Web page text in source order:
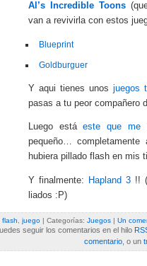
Al’s Incredible Toons
van a revivirla con estos
Blueprint
Goldburguer
Y aqui tienes unos juegos
pasas a tu peor compañero
Luego estáeste que me
pequeño…
hubiera pillado flash en mis
Y finalmente: Hapland 3 !!
liados :P)
flash juego | Categorías: Juegos | Un
seguir los comentarios en el hilo
comentario, o un